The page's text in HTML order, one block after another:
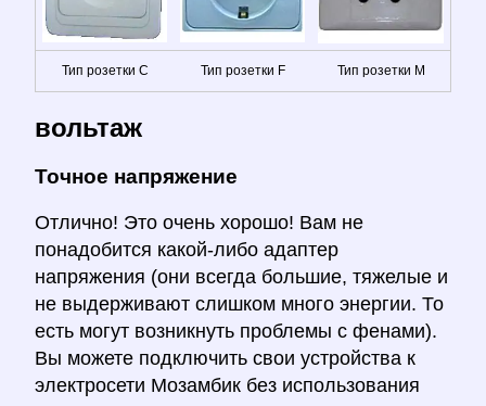
Тип розетки C Тип розетки F Тип розетки M
вольтаж
Точное напряжение
Отлично! Это очень хорошо! Вам не
понадобится какой-либо адаптер
напряжения (они всегда большие, тяжелые и
не выдерживают слишком много энергии. То
есть могут возникнуть проблемы с фенами).
Вы можете подключить свои устройства к
электросети Мозамбик без использования